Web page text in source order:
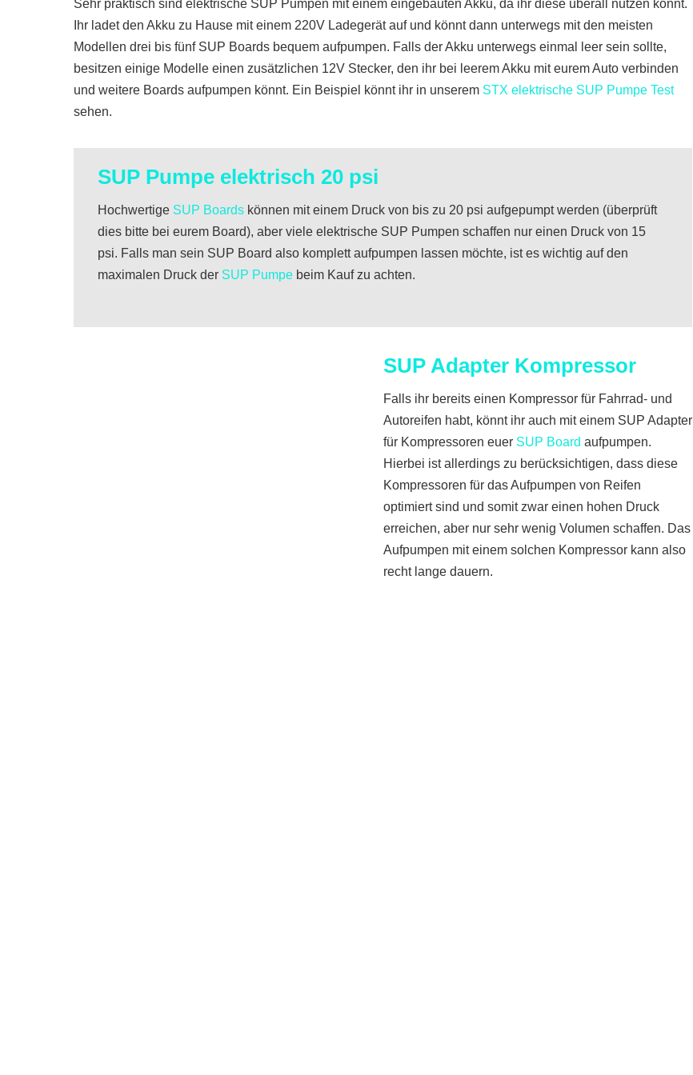
Sehr praktisch sind elektrische SUP Pumpen mit einem eingebauten Akku, da ihr diese überall nutzen könnt.
Ihr ladet den Akku zu Hause mit einem 220V Ladegerät auf und könnt dann unterwegs mit den meisten
Modellen drei bis fünf SUP Boards bequem aufpumpen. Falls der Akku unterwegs einmal leer sein sollte,
besitzen einige Modelle einen zusätzlichen 12V Stecker, den ihr bei leerem Akku mit eurem Auto verbinden
und weitere Boards aufpumpen könnt. Ein Beispiel könnt ihr in unserem STX elektrische SUP Pumpe Test
sehen.
SUP Pumpe elektrisch 20 psi
Hochwertige SUP Boards können mit einem Druck von bis zu 20 psi aufgepumpt werden (überprüft
dies bitte bei eurem Board), aber viele elektrische SUP Pumpen schaffen nur einen Druck von 15
psi. Falls man sein SUP Board also komplett aufpumpen lassen möchte, ist es wichtig auf den
maximalen Druck der SUP Pumpe beim Kauf zu achten.
SUP Adapter Kompressor
Falls ihr bereits einen Kompressor für Fahrrad- und
Autoreifen habt, könnt ihr auch mit einem SUP Adapter
für Kompressoren euer SUP Board aufpumpen.
Hierbei ist allerdings zu berücksichtigen, dass diese
Kompressoren für das Aufpumpen von Reifen
optimiert sind und somit zwar einen hohen Druck
erreichen, aber nur sehr wenig Volumen schaffen. Das
Aufpumpen mit einem solchen Kompressor kann also
recht lange dauern.